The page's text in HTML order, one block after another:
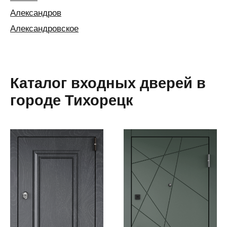
Александров
Александровское
Алушта
Альметьевск
Анапа
Анжеро-
Судженск
Аргаяш
Каталог входных дверей в
городе Тихорецк